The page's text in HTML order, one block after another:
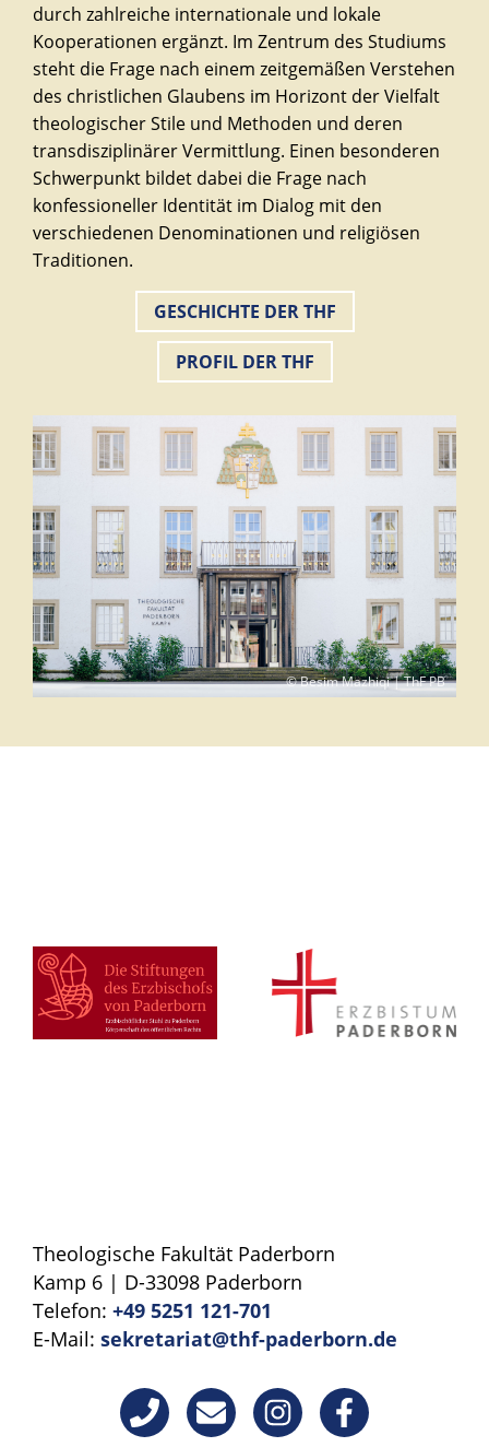
© Besim Mazhiqi | ThF PB
durch zahlreiche internationale und lokale
Kooperationen ergänzt. Im Zentrum des Studiums
steht die Frage nach einem zeitgemäßen Verstehen
des christlichen Glaubens im Horizont der Vielfalt
theologischer Stile und Methoden und deren
transdisziplinärer Vermittlung. Einen besonderen
Schwerpunkt bildet dabei die Frage nach
konfessioneller Identität im Dialog mit den
verschiedenen Denominationen und religiösen
Traditionen.
GESCHICHTE DER THF
PROFIL DER THF
Theologische Fakultät Paderborn
Kamp 6 | D-33098 Paderborn
Telefon: +49 5251 121-701
E-Mail: sekretariat@thf-paderborn.de